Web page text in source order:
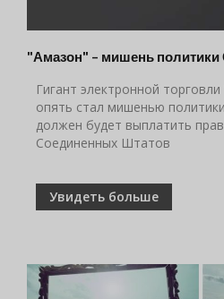
"Амазон" – мишень
Гигант электронной
опять стал мишенью
должен будет выплатить
Соединенных Штатов
Увидеть больше